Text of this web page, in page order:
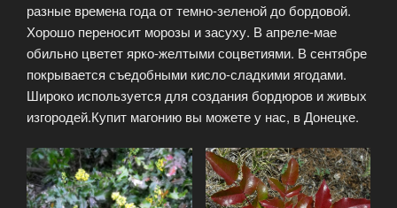
разные времена года от темно-зеленой до бордовой.
Хорошо переносит морозы и засуху. В апреле-мае
обильно цветет ярко-желтыми соцветиями. В сентябре
покрывается съедобными кисло-сладкими ягодами.
Широко используется для создания бордюров и живых
изгородей.Купит магонию вы можете у нас, в Донецке.